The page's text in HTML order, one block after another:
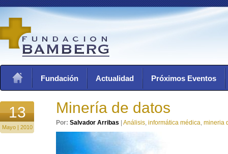
Fundación Actualidad Próximos Eventos
13
Mayo | 2010
Minería de datos
Por: Salvador Arribas Análisis, informática médica, mineria